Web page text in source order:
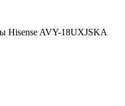
Hisense AVY-18UXJSKA